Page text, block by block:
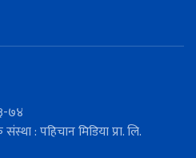
७४
: पहिचान मिडिया प्रा. लि.